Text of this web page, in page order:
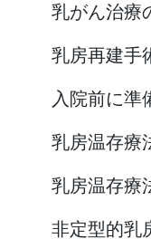
乳がん治療
乳房再建手
入院前に準
乳房温存療
乳房温存療
非定型的乳